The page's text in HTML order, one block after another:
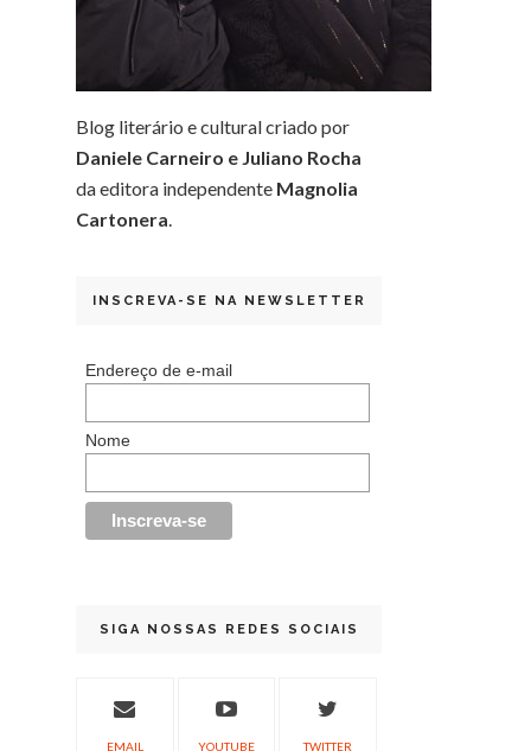
Blog literário e cultural criado por
Daniele Carneiro e Juliano Rocha
da editora independente Magnolia
Cartonera.
INSCREVA-SE NA NEWSLETTER
Endereço de e-mail
Nome
SIGA NOSSAS REDES SOCIAIS
EMAIL YOUTUBE TWITTER